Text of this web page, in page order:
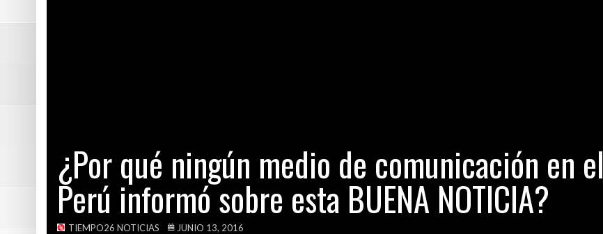
¿Por qué ningún medio de comunicación en el
Perú informó sobre esta BUENA NOTICIA?
TIEMPO26 NOTICIAS JUNIO 13, 2016